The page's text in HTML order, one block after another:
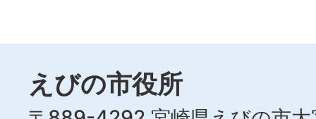
えびの市役所